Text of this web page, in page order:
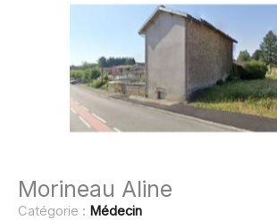
Morineau Aline
Catégorie : Médecin